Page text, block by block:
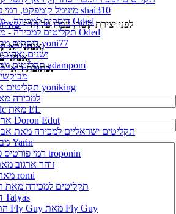
מינימל קומפקט, רמי פורטיס מאת shai310
דיסקים למכירה - מתעדכן מאת Oded
תקליטים למכירה - מתעדכן מאת Oded
דיסקים מבוקשים מאת yoni77
ישנים
תקליטים מבוקשים מאת adampom
תקליטים אהובים מאת yoniking
למכירה
jewish music מאת EL
אריס סאן מאת Doron Edut
תקליטים ישראליים למכירה מאת
מבוקשים מאת Yarin
רמי פורטיס פלונטר מאת troponin
זוהר ארגוב
exhibition מאת romi
תקליטים למכירה מאת
הלהקה מאת Talyas
התקליטים של Fly Guy מאת Fly Guy
לפני יצירת קשר, עברו על הדף
אנחנו לא קונים ולא מוכרים תקליטים,
אנחנו עונים לפניות בדוא"ל בלבד,
כתובת דוא"ל ומספר טלפון לא יפורסמו.